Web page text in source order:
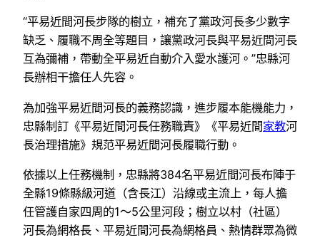
“平易近間河長步隊的樹立，補充了黨政河長多少數字
缺乏、履職不周全等題目，讓黨政河長與平易近間河長
互為彌補，帶動全平易近自動介入愛水護河。”忠縣河
長辦相干擔任人先容。
為加強平易近間河長的義務認識，進步履本能機能力，
忠縣制訂《平易近間河長任務職責》《平易近間家教河
長治理措施》規范平易近間河長履職行動。
依據以上任務機制，忠縣將384名平易近間河長布陣于
全縣19條縣級河道（含長江）沿線或主流上，每人擔
任管護自家四周的1～5公里河段；樹立以村（社區）
河長為網格長、平易近間河長為網格員、熱情群眾為微